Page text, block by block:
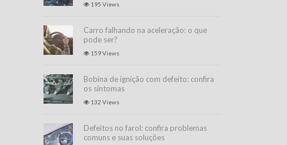
195 Views
Carro falhando na aceleração: o que
pode ser?
159 Views
Bobina de ignição com defeito: confira
os sintomas
132 Views
Defeitos no farol: confira problemas
comuns e suas soluções